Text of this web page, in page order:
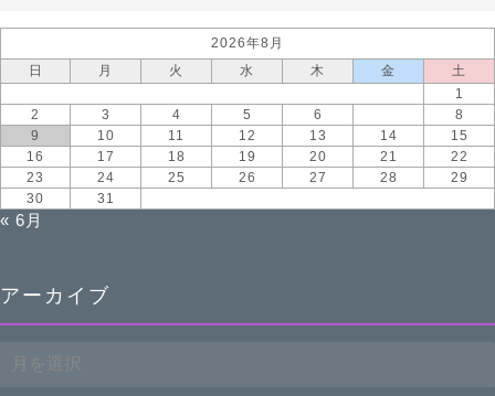
2026年8月
日
月 火 水 木 金
土
1
2
3 4 5 6
8
9
10 11 12 13 14
15
16
17 18 19 20 21
22
23
24 25 26 27 28
29
30
31
« 6月
アーカイブ
ー